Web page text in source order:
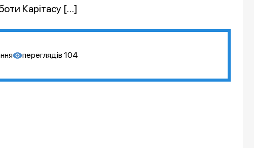
Карітасу […]
переглядів 104